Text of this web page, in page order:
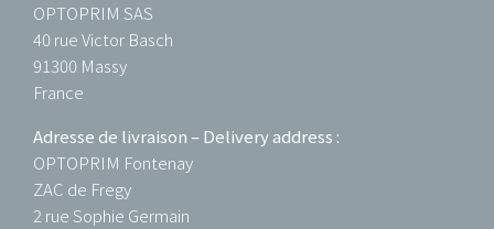
OPTOPRIM SAS
40 rue Victor Basch
91300 Massy
France
Adresse de livraison – Delivery address :
OPTOPRIM Fontenay
ZAC de Fregy
2 rue Sophie Germain